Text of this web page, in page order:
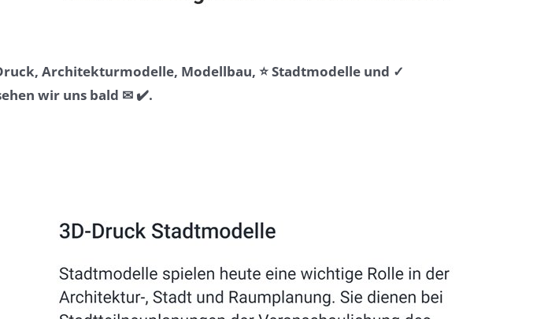
Architekturmodelle, Modellbau, ⭐ Stadtmodelle und ✓
wir uns bald ✉ ✔️.